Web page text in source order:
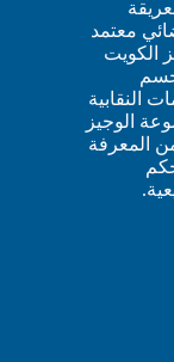
معتمد
الكويت
حسم
النقابية
الوجيز
المعرفة